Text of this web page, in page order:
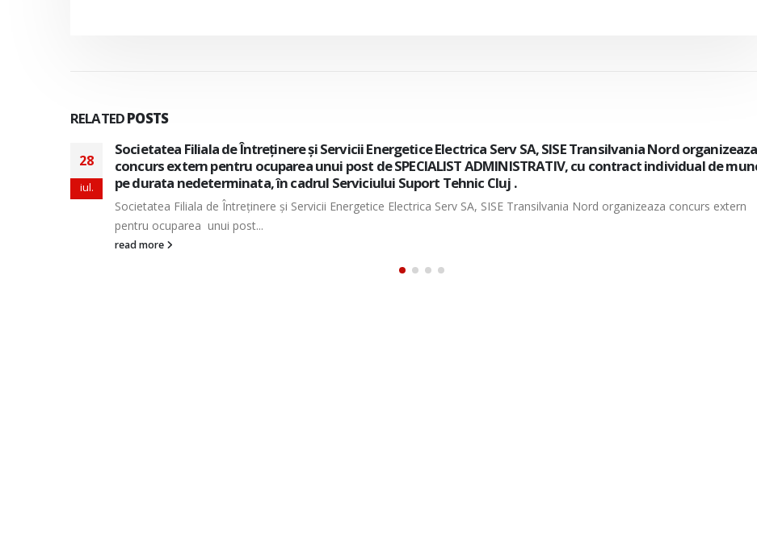
RELATEDPOSTS
28
iul.
Societatea Filiala de Întreţinere şi Servicii Energetice Electrica Serv SA, organizeaza concurs intern/extern
pentru ocuparea a doua posturi vacante de electrician mentenanta, cu contract individual de munca pe
perioada nedeterminata, in cadrul Directiei Muntenia Sud-Oltenia– Centrul 110 kV.
Societatea Filiala de Întreţinere şi Servicii Energetice Electrica Serv SA, organizeaza concurs intern/extern pentru ocuparea a
doua posturi vacante de...
read more